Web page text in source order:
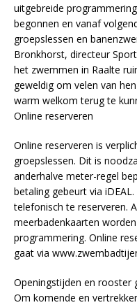
uitgebreide
begonnen en vanaf
groepslessen en
Bronkhorst, directeur
het zwemmen in Raalte
geweldig om velen van
warm welkom terug te
Online reserveren
Online reserveren is
groepslessen. Dit is
anderhalve meter-regel
betaling gebeurt via
telefonisch te reserveren.
meerbadenkaarten
programmering. Online
gaat via
Openingstijden en rooster
Om komende en